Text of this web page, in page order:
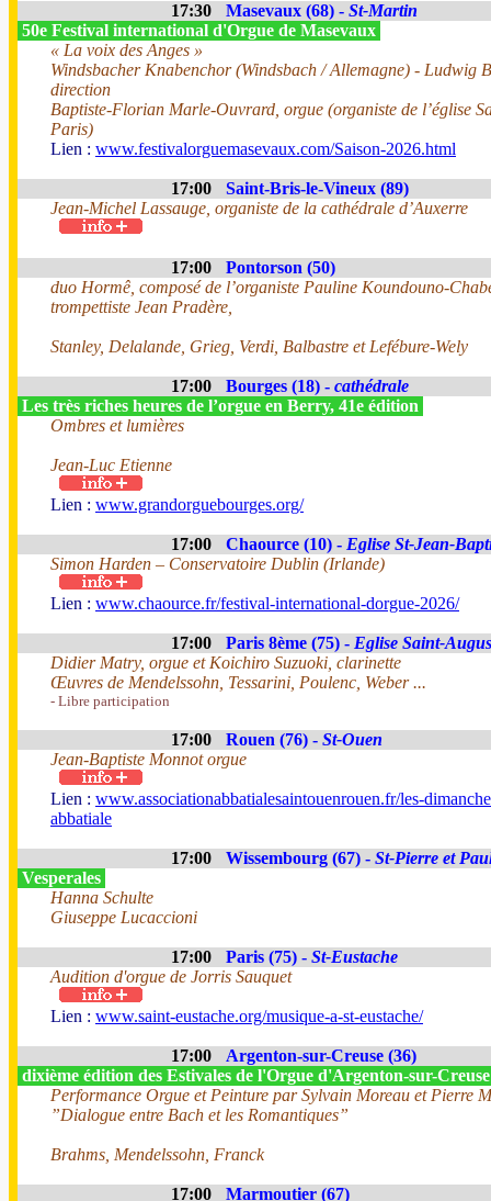
17:30 Masevaux (68) - St-Martin
50e Festival international d'Orgue de Masevaux
« La voix des Anges »
Windsbacher Knabenchor (Windsbach / Allemagne) - Ludwig
direction
Baptiste-Florian Marle-Ouvrard, orgue (organiste de l’église
Paris)
Lien : www.festivalorguemasevaux.com/Saison-2026.html
17:00
Saint-Bris-le-Vineux (89)
Jean-Michel Lassauge, organiste de la cathédrale d’Auxerre
17:00
Pontorson (50)
duo Hormê, composé de l’organiste Pauline Koundouno-
trompettiste Jean Pradère,
Stanley, Delalande, Grieg, Verdi, Balbastre et Lefébure-Wely
17:00 Bourges (18) - cathédrale
Les très riches heures de l’orgue en Berry, 41e édition
Ombres et lumières
Jean-Luc Etienne
Lien : www.grandorguebourges.org/
17:00 Chaource (10) - Eglise St-Jean-
Simon Harden – Conservatoire Dublin (Irlande)
Lien : www.chaource.fr/festival-international-dorgue-2026/
17:00 Paris 8ème (75) - Eglise Saint-
Didier Matry, orgue et Koichiro Suzuoki, clarinette
Œuvres de Mendelssohn, Tessarini, Poulenc, Weber ...
- Libre participation
17:00 Rouen (76) - St-Ouen
Jean-Baptiste Monnot orgue
Lien : www.associationabbatialesaintouenrouen.fr/les-
abbatiale
17:00 Wissembourg (67) - St-Pierre et
Vesperales
Hanna Schulte
Giuseppe Lucaccioni
17:00 Paris (75) - St-Eustache
Audition d'orgue de Jorris Sauquet
Lien : www.saint-eustache.org/musique-a-st-eustache/
17:00
Argenton-sur-Creuse (36)
dixième édition des Estivales de l'Orgue d'Argenton-sur-
Performance Orgue et Peinture par Sylvain Moreau et Pierre
”Dialogue entre Bach et les Romantiques”
Brahms, Mendelssohn, Franck
17:00 Marmoutier (67)